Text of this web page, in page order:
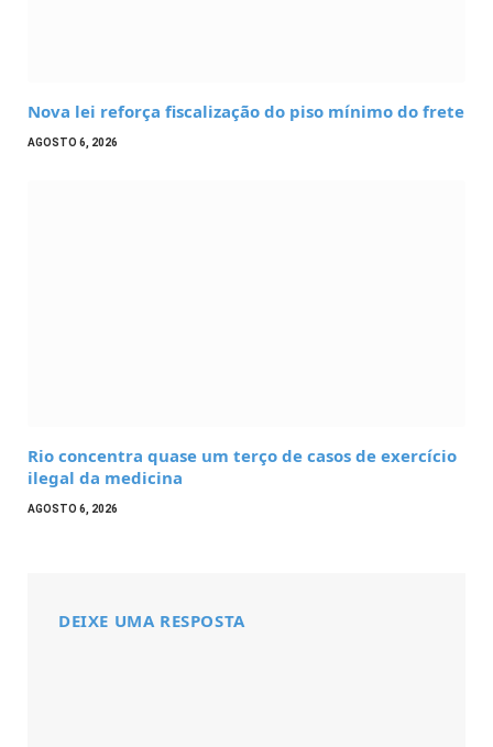
Nova lei reforça fiscalização do piso mínimo do frete
AGOSTO 6, 2026
Rio concentra quase um terço de casos de exercício
ilegal da medicina
AGOSTO 6, 2026
DEIXE UMA RESPOSTA